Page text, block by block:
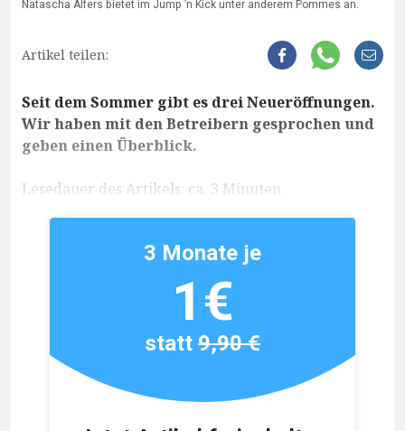
Natascha Alfers bietet im Jump ’n Kick unter anderem Pommes an.
Artikel teilen:
Seit dem Sommer gibt es drei Neueröffnungen.
Wir haben mit den Betreibern gesprochen und
geben einen Überblick.
Lesedauer des Artikels: ca. 3 Minuten
3 Monate je
1€
statt9,90 €